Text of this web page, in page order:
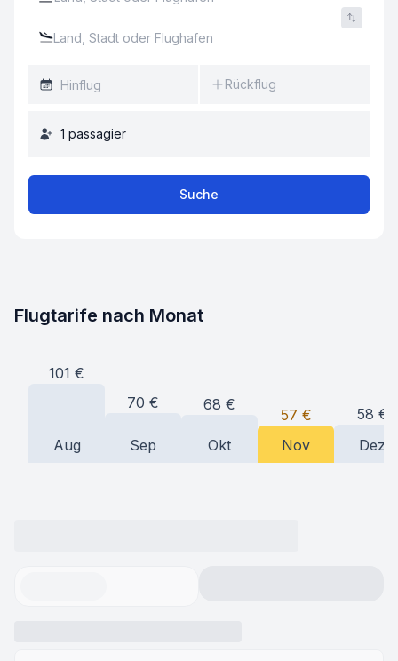
Rückflug
1 passagier
Suche
Flugtarife nach Monat
101 €
Aug
70 €
Sep
68 €
Okt
57 €
Nov
58 €
Dez